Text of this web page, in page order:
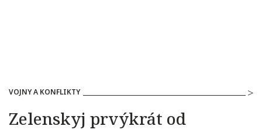
VOJNY A KONFLIKTY
Zelenskyj prvýkrát od